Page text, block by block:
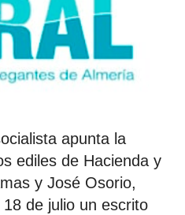
apunta la
ediles de Hacienda y
y José Osorio,
de julio un escrito